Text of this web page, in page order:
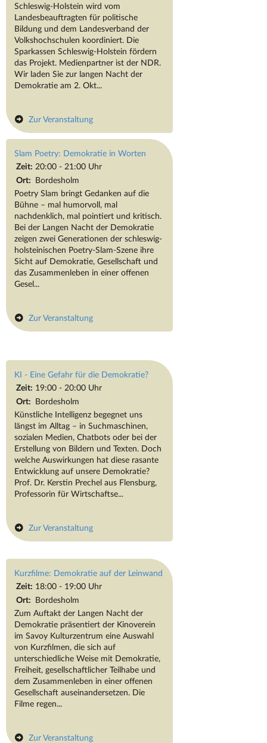
Schleswig-Holstein wird vom
Landesbeauftragten für politische
Bildung und dem Landesverband der
Volkshochschulen koordiniert. Die
Sparkassen Schleswig-Holstein fördern
das Projekt. Medienpartner ist der NDR.
Wir laden Sie zur langen Nacht der
Demokratie am 2. Okt...
Zur Veranstaltung
Slam Poetry: Demokratie in Worten
Zeit: 20:00 - 21:00 Uhr
Ort: Bordesholm
Poetry Slam bringt Gedanken auf die
Bühne – mal humorvoll, mal
nachdenklich, mal pointiert und kritisch.
Bei der Langen Nacht der Demokratie
zeigen zwei Generationen der schleswig-
holsteinischen Poetry-Slam-Szene ihre
Sicht auf Demokratie, Gesellschaft und
das Zusammenleben in einer offenen
Gesel...
Zur Veranstaltung
KI - Eine Gefahr für die Demokratie?
Zeit: 19:00 - 20:00 Uhr
Ort: Bordesholm
Künstliche Intelligenz begegnet uns
längst im Alltag – in Suchmaschinen,
sozialen Medien, Chatbots oder bei der
Erstellung von Bildern und Texten. Doch
welche Auswirkungen hat diese rasante
Entwicklung auf unsere Demokratie?
Prof. Dr. Kerstin Prechel aus Flensburg,
Professorin für Wirtschaftse...
Zur Veranstaltung
Kurzfilme: Demokratie auf der Leinwand
Zeit: 18:00 - 19:00 Uhr
Ort: Bordesholm
Zum Auftakt der Langen Nacht der
Demokratie präsentiert der Kinoverein
im Savoy Kulturzentrum eine Auswahl
von Kurzfilmen, die sich auf
unterschiedliche Weise mit Demokratie,
Freiheit, gesellschaftlicher Teilhabe und
dem Zusammenleben in einer offenen
Gesellschaft auseinandersetzen. Die
Filme regen...
Zur Veranstaltung